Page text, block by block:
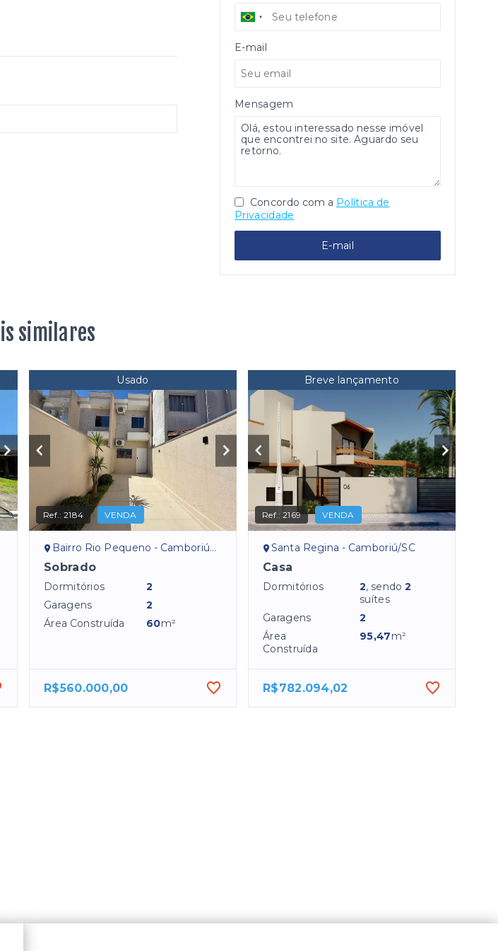
E-mail
Mensagem
Concordo com a Política de
Privacidade
E-mail
similares
Usado
Ref.:2184 VENDA
Bairro Rio Pequeno - Camboriú/SC
Sobrado
Dormitórios
2
Garagens
2
Área Construída
60m²
R$560.000,00
Breve lançamento
Ref.:2169 VENDA
Santa Regina - Camboriú/SC
Casa
Dormitórios 2, sendo2
suítes
Garagens
2
Área
Construída
95,47m²
R$782.094,02